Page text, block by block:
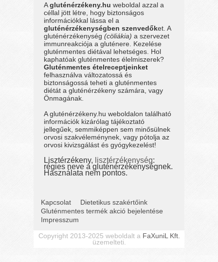
Agluténérzékeny.hu weboldal azzal a
céllal jött létre, hogy biztonságos
információkkal lássa el a
gluténérzékenységben szenvedőket. A
gluténérzékenység(cöliákia) a szervezet
immunreakciója a gluténere. Kezelése
gluténmentes diétával lehetséges. Hol
kaphatóak gluténmentes élelmiszerek?
Gluténmentes ételreceptjeinket
felhasználva változatossá és
biztonságossá teheti a gluténmentes
diétát a gluténérzékeny számára, vagy
Önmagának.
A gluténérzékeny.hu weboldalon található
információk kizárólag tájékoztató
jellegűek, semmiképpen sem minősülnek
orvosi szakvéleménynek, vagy pótolja az
orvosi kivizsgálást és gyógykezelést!
Lisztérzékeny, lisztérzékenység:
régies neve a gluténérzékenységnek.
Használata nem pontos.
Kapcsolat
Dietetikus szakértőink
Gluténmentes termék akció bejelentése
Impresszum
Copyright 2013-2025 weboldalt a FaXuniL Kft.
üzemelteti.